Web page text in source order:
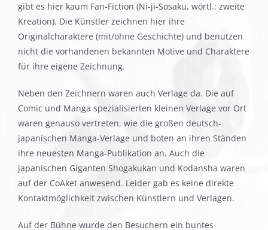
gibt es hier kaum Fan-Fiction (Ni-ji-Sosaku, wörtl.: zweite
Kreation). Die Künstler zeichnen hier ihre
Originalcharaktere (mit/ohne Geschichte) und benutzen
nicht die vorhandenen bekannten Motive und Charaktere
für ihre eigene Zeichnung.
Neben den Zeichnern waren auch Verlage da. Die auf
Comic und Manga spezialisierten kleinen Verlage vor Ort
waren genauso vertreten, wie die großen deutsch-
japanischen Manga-Verlage und boten an ihren Ständen
ihre neuesten Manga-Publikation an. Auch die
japanischen Giganten Shogakukan und Kodansha waren
auf der CoAket anwesend. Leider gab es keine direkte
Kontaktmöglichkeit zwischen Künstlern und Verlagen.
Auf der Bühne wurde den Besuchern ein buntes